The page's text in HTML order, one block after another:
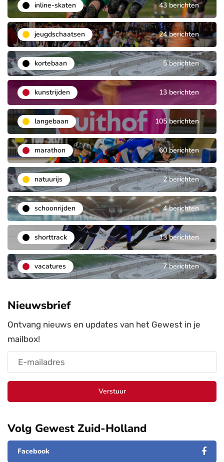
inline-skaten 43 berichten
jeugdschaatsen 24 berichten
kortebaan 5 berichten
kunstrijden 13 berichten
langebaan 105 berichten
marathon 60 berichten
natuurijs 2 berichten
schoonrijden 4 berichten
shorttrack 13 berichten
vacatures 7 berichten
Nieuwsbrief
Ontvang nieuws en updates van het Gewest in je
mailbox!
Verstuur
Volg Gewest Zuid-Holland
Facebook